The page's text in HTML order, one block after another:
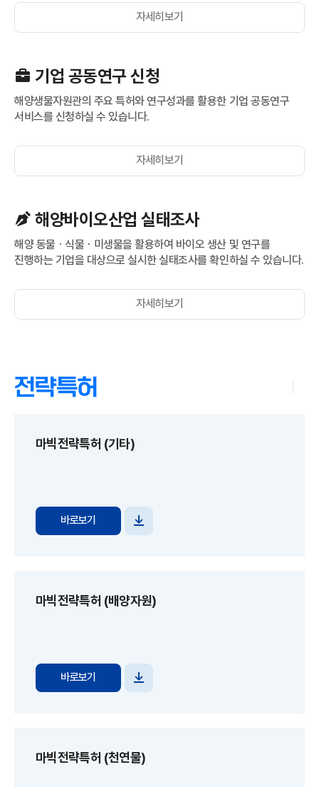
자세히보기
기업 공동연구 신청
해양생물자원관의 주요 특허와 연구성과를 활용한 기업 공동연구
서비스를 신청하실 수 있습니다.
자세히보기
해양바이오산업 실태조사
해양 동물ㆍ식물ㆍ미생물을 활용하여 바이오 생산 및 연구를
진행하는 기업을 대상으로 실시한 실태조사를 확인하실 수 있습니다.
자세히보기
전략특허
마빅전략특허 (기타)
바로보기
파일
마빅전략특허 (배양자원)
바로보기
파일
마빅전략특허 (천연물)